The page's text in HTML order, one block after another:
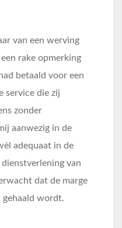
van een werving
rake opmerking
betaald voor een
service die zij
zonder
aanwezig in de
adequaat in de
van
dat de marge
gehaald wordt.